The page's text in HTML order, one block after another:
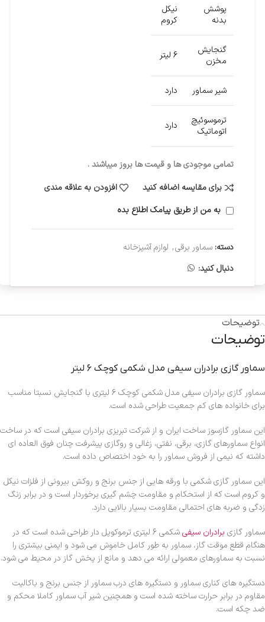
پوشش
بدنه
نیکل
کروم
گنجایش
مخزن
6 لیتر
شیر سماور دارد
ترموسوئیچ
اتوماتیک
دارد
تمامی موجودی ها و قیمت ها بروز میباشند .
برای مقایسه اضافه کنید
افزودن به علاقه مندی
به من از طریق پیامک اطلاع بده
دسته: سماور برقی, لوازم آشپزخانه
دنبال کنید:
توضیحات
توضیحات
سماور گازی برادران سیفی مدل شکمی کوچک 6 لیتر
سماور گازی برادران سیفی مدل شکمی کوچک 6 لیتری با گنجایش نسبتا مناسب
برای خانواده های کم جمعیت طراحی شده است.
این سماور گازسوز ساخت ایران و از شرکت تبریزی برادران سیفی است که در ساخت
انواع سماورهای گازی، برقی، نفتی، زغالی و روگازی پیشرفت چنان فوق العاده ای
داشته که نیمی از فروش سماور را به خود اختصاص داده است.
این سماور گازی شکمی با ورقه هایی از جنس برنج و روکش بیرونی از فلزات نیکل
و کروم است که از استحکام و مقاومت چشم گیری برخوردار است و در برابر زنگ
زدگی و ضربه های احتمالی مقاومت بسیار بالایی دارد.
سماور گازی برادران سیفی
شکمی 6 لیتری ترموکوپل دار طراحی شده است که در
هنگام قطع موقت گاز، سماور به طور کامل خاموش می شود و ایمنی بیشتری را
نسبت به سماورهای معمولی ارائه می دهد و مانع از پخش گاز در محیط می شود.
دستگیره های کناری سماور و دستگیره های درب سماور از جنس برنج و باکالیت
مقاوم در برابر حرارت ساخته شده است و همچنین شیر آب سماور کاملا محکم و
ضد چکه است.